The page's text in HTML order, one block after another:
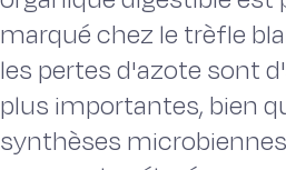
marqué chez le trèfle
les pertes d'azote sont
plus importantes, bien
synthèses